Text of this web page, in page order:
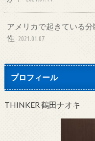
アメリカで起きている
性 2021.01.07
プロフィール
THINKER 鶴田ナオキ